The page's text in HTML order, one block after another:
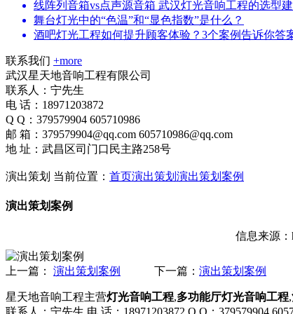
线阵列音箱vs点声源音箱 武汉灯光音响工程的选型
舞台灯光中的“色温”和“显色指数”是什么？
酒吧灯光工程如何提升顾客体验？3个案例告诉你答
联系我们 +more
武汉星天地音响工程有限公司
联系人：宁先生
电 话：18971203872
Q Q：379579904 605710986
邮 箱：379579904@qq.com 605710986@qq.com
地 址：武昌区司门口民主路258号
演出策划 当前位置： 首页演出策划 演出策划案例
演出策划案例
信息来源
上一篇： 演出策划案例 下一篇： 演出策划案例
星天地音响工程主营灯光音响工程,多功能厅灯光音响工程,
联系人：宁先生 电 话：18971203872 Q Q：379579904